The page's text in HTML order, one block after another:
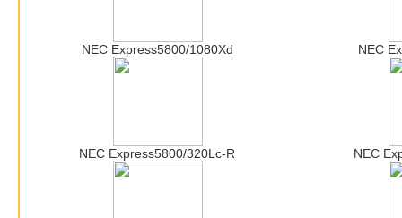
NEC Express5800/1080Xd NEC
NEC Express5800/320Lc-R NEC